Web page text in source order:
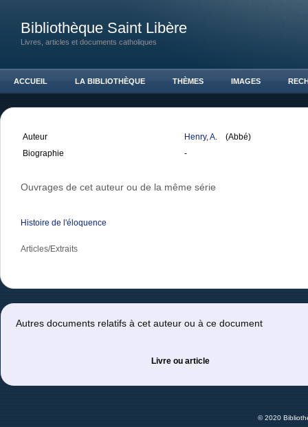
Bibliothèque Saint Libère
Livres, articles et documents catholiques
ACCUEIL LA BIBLIOTHÈQUE THÈMES IMAGES
Auteur Henry, A.
(Abbé)
Biographie
-
Ouvrages de cet auteur ou de la même série
Histoire de l'éloquence
Articles/Extraits
Autres documents relatifs à cet auteur ou à ce document
Livre ou article
© 2020